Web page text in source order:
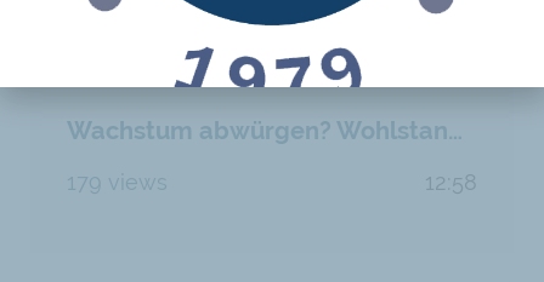
Wachstum abwürgen? Wohlstand vs. Armut für alle
179 views 12:58